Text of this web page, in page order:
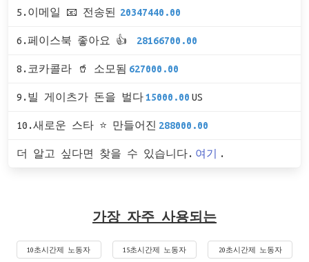
5.이메일 📧 전송된 20347440.00
6.페이스북 좋아요 👍 28166700.00
8.코카콜라 🥤 소모됨 627000.00
9.빌 게이츠가 돈을 벌다15000.00 US
10.새로운 스타 ⭐ 만들어진 288000.00
더 알고 싶다면 찾을 수 있습니다. 여기 .
가장 자주 사용되는
10초시간제 노동자 15초시간제 노동자 20초시간제 노동자